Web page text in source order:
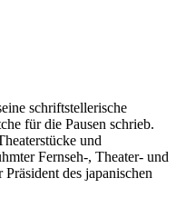
schriftstellerische
für die Pausen schrieb.
und
Fernseh-, Theater- und
des japanischen